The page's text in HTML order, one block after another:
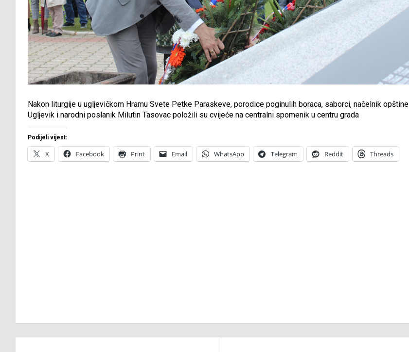
Nakon liturgije u ugljevičkom Hramu Svete Petke Paraskeve, porodice poginulih boraca, saborci, načelnik opštine
Ugljevik i narodni poslanik Milutin Tasovac položili su cvijeće na centralni spomenik u centru grada
Podijeli vijest:
X Facebook Print Email WhatsApp Telegram Reddit Threads